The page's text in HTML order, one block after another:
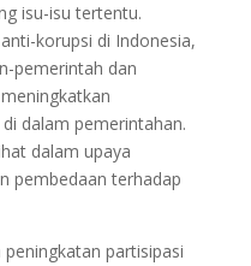
isu-isu tertentu.
korupsi di Indonesia,
pemerintah dan
dalam pemerintahan.
dalam upaya
pembedaan terhadap
partisipasi